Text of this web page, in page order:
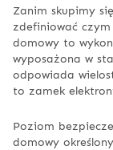
Zanim skupimy
zdefiniować
domowy to
wyposażona w
odpowiada
to zamek
Poziom
domowy